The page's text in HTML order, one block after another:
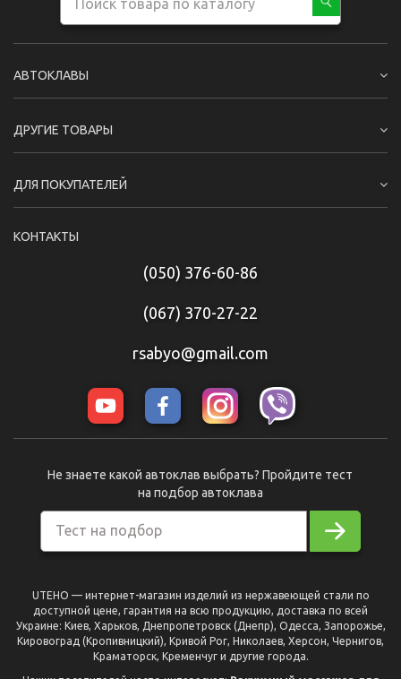
АВТОКЛАВЫ
ДРУГИЕ ТОВАРЫ
ДЛЯ ПОКУПАТЕЛЕЙ
КОНТАКТЫ
(050) 376-60-86
(067) 370-27-22
rsabyo@gmail.com
Тест на подбор
Не знаете какой автоклав выбрать? Пройдите тест
на подбор автоклава
UTEHO — интернет-магазин изделий из нержавеющей стали по
доступной цене, гарантия на всю продукцию, доставка по всей
Украине: Киев, Харьков, Днепропетровск (Днепр), Одесса, Запорожье,
Кировоград (Кропивницкий), Кривой Рог, Николаев, Херсон, Чернигов,
Краматорск, Кременчуг и другие города.